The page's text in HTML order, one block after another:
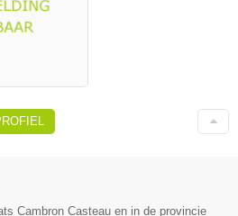
Cambron Casteau en in de provincie